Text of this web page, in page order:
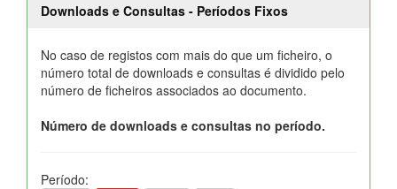
Downloads e Consultas - Períodos Fixos
No caso de registos com mais do que um ficheiro, o
número total de downloads e consultas é dividido pelo
número de ficheiros associados ao documento.
Número de downloads e consultas no período.
Período: